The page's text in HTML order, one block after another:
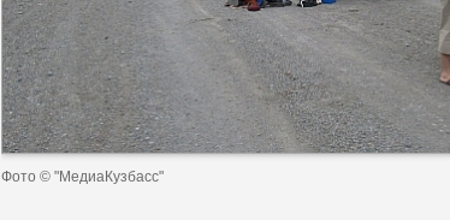
Фото © "МедиаКузбасс"